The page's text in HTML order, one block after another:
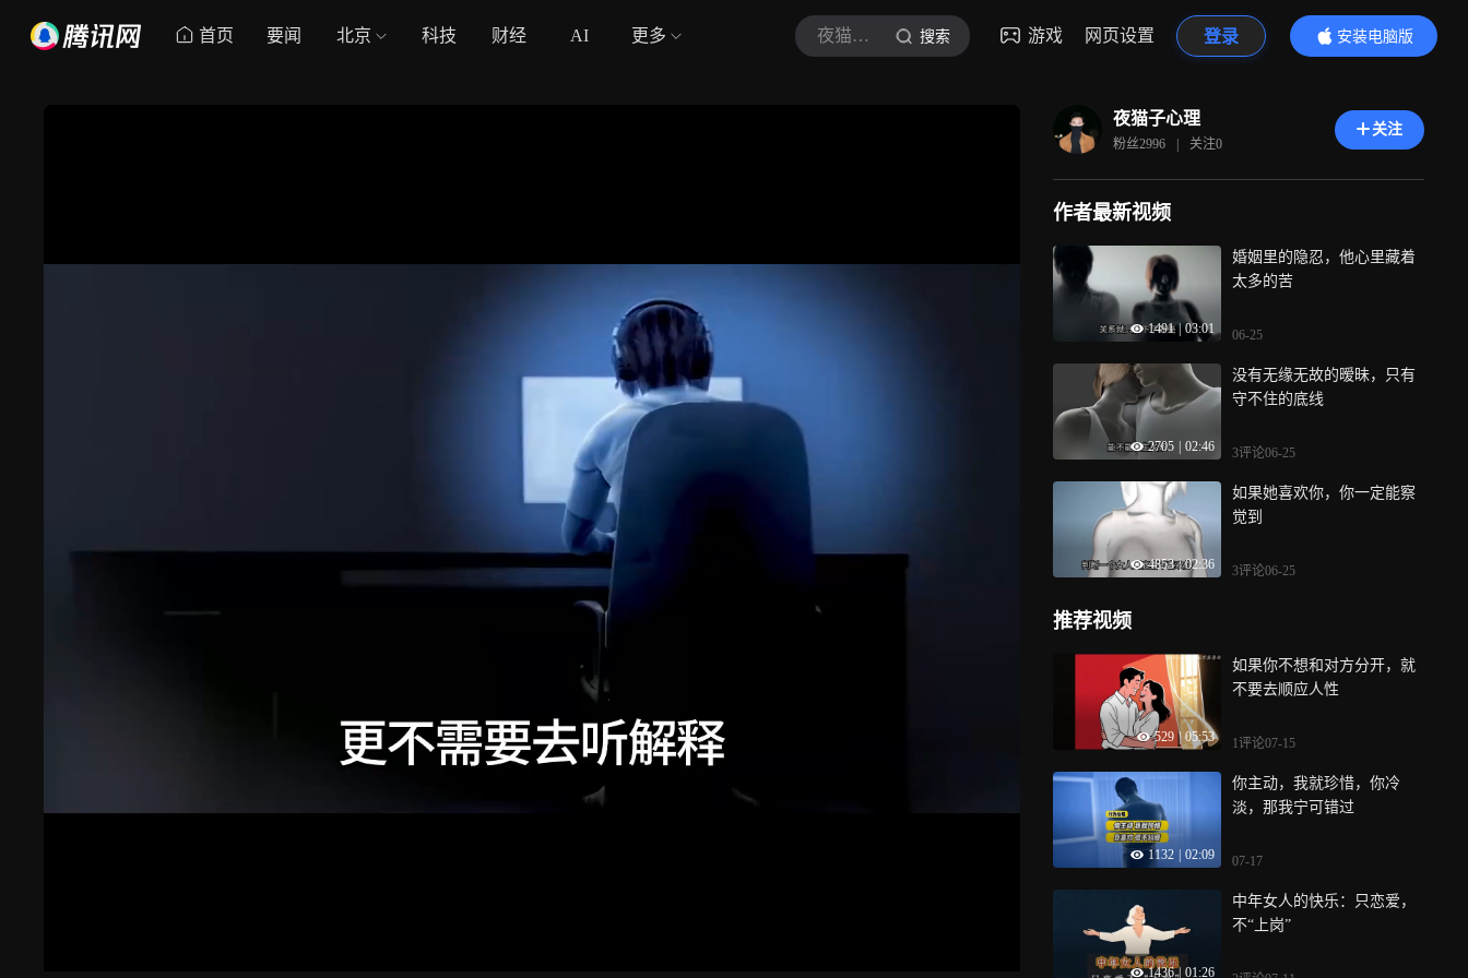
首页 要闻 北京 科技 财经 AI 更多 夜猫子心理 搜索 游戏 网页设置 登录
安装电脑版
内容更精彩
夜猫子心理
粉丝2996 | 关注0
关注
作者最新视频
1491 | 03:01
婚姻里的隐忍，他心里藏着
太多的苦
06-25
2705 02:46
没有无缘无故的暧昧，只有
守不住的底线
3评论06-25
4853 | 02:36
如果她喜欢你，你一定能察
觉到
3评论06-25
推荐视频
529 | 05:53
如果你不想和对方分开，就
不要去顺应人性
1评论07-15
1132 02:09
你主动，我就珍惜，你冷
淡，那我宁可错过
07-17
1436 | 01:26
中年女人的快乐：只恋爱，
不“上岗”